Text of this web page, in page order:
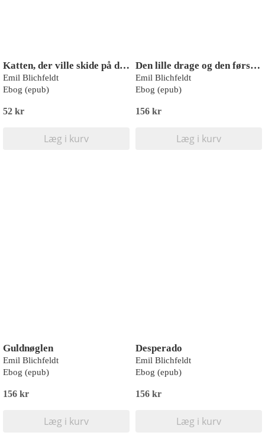
Katten, der ville skide på det hele
Emil Blichfeldt
Ebog (epub)
52 kr
Læg i kurv
Den lille drage og den første flyvetur
Emil Blichfeldt
Ebog (epub)
156 kr
Læg i kurv
Guldnøglen
Emil Blichfeldt
Ebog (epub)
156 kr
Læg i kurv
Desperado
Emil Blichfeldt
Ebog (epub)
156 kr
Læg i kurv